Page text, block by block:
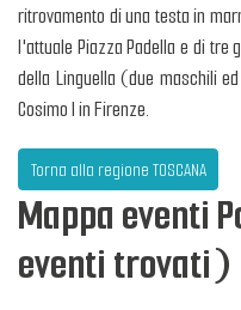
ritrovamento di una testa in
l'attuale Piazza Padella e di tre
della Linguella (due maschili
Cosimo I in Firenze.
Torna alla regione TOSCANA
Mappa eventi
eventi trovati)